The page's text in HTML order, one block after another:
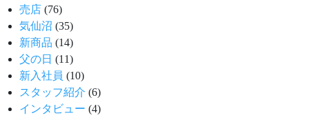
売店 (76)
気仙沼 (35)
新商品 (14)
父の日 (11)
新入社員 (10)
スタッフ紹介 (6)
インタビュー (4)